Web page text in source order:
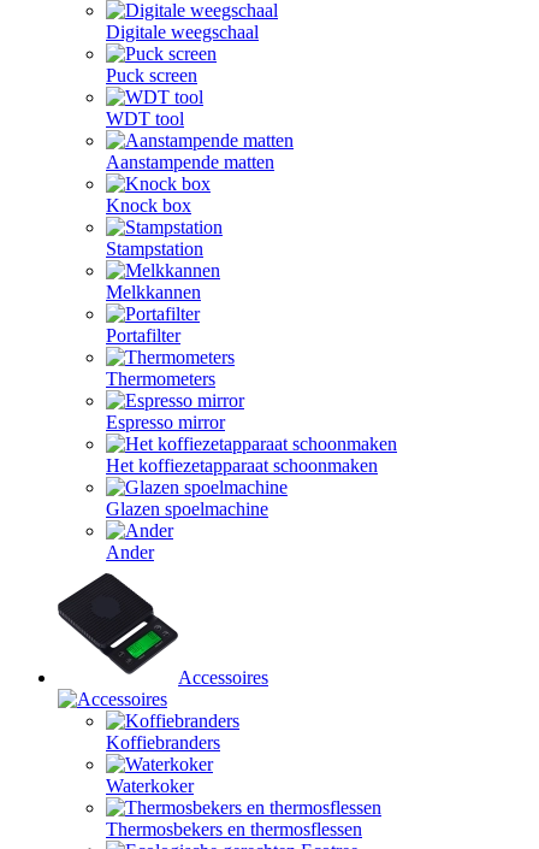
Digitale weegschaal
Puck screen
WDT tool
Aanstampende matten
Knock box
Stampstation
Melkkannen
Portafilter
Thermometers
Espresso mirror
Het koffiezetapparaat schoonmaken
Glazen spoelmachine
Ander
Accessoires
Koffiebranders
Waterkoker
Thermosbekers en thermosflessen